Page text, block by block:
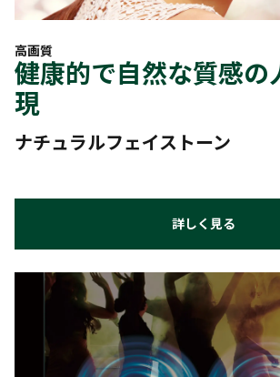
高画質
健康的で自然な質感の
現
ナチュラルフェイストーン
詳しく見る